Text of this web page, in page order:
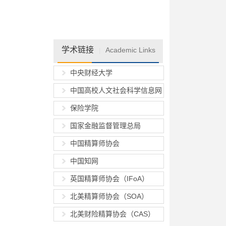
学术链接 Academic Links
中央财经大学
中国高校人文社会科学信息网
保险学院
国家金融监督管理总局
中国精算师协会
中国知网
英国精算师协会（IFoA）
北美精算师协会（SOA）
北美财险精算协会（CAS）